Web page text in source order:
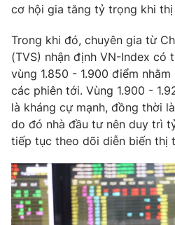
cơ hội gia tăng tỷ trọng khi
Trong khi đó, chuyên gia từ
(TVS) nhận định VN-Index có
vùng 1.850 - 1.900 điểm
các phiên tới. Vùng 1.900 -
là kháng cự mạnh, đồng thời
do đó nhà đầu tư nên duy trì
tiếp tục theo dõi diễn biến thị